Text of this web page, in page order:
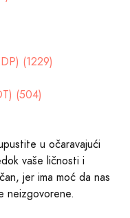
(1229)
(504)
u očaravajući
vaše ličnosti i
jer ima moć da nas
neizgovorene.